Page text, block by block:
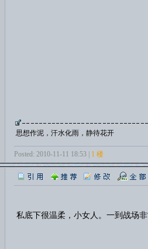
思想作泥，汗水化雨，静待花开
Posted: 2010-11-11 18:53 | 1 楼
私底下很温柔，小女人。一到战场